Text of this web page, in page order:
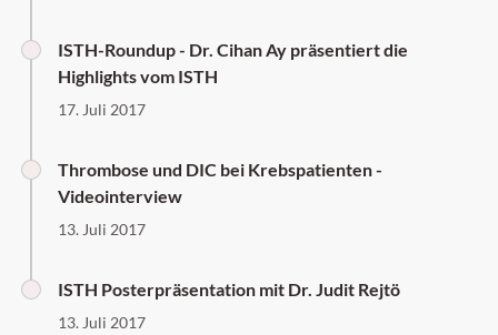
ISTH-Roundup - Dr. Cihan Ay präsentiert die
Highlights vom ISTH
17. Juli 2017
Thrombose und DIC bei Krebspatienten -
Videointerview
13. Juli 2017
ISTH Posterpräsentation mit Dr. Judit Rejtö
13. Juli 2017